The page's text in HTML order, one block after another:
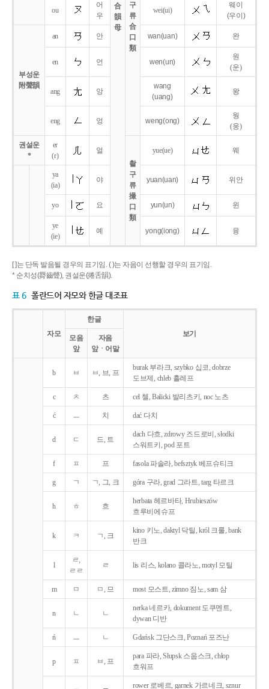
合
韻
母
구
류
合
口
類
ou
어
우
wei(ui)
웨이
(우이)
부성운
附聲韻
an 안 wan(uan) 완
en 언 wen(un)
원
(운)
ang 앙
wang
(uang)
왕
eng 엉 weng(ong)
웡
(웅)
권설운
*
er
(r)
얼
촬
구
류
撮
口
類
yue(ue) 웨
ya
(ia)
야 yuan(uan) 위안
yo 요 yun(un) 윈
ye
(ie)
예 yong(iong) 융
[ ]는 단독 발음될 경우의 표기임. ( )는 자음이 선행할 경우의 표기임.
* 순치성(脣齒聲), 권설운(捲舌韻).
표 6 폴란드어 자모와 한글 대조표
자모
한글
보기
모음
앞
자음
앞ㆍ어말
b ㅂ ㅂ, 브, 프
burak 부라크, szybko 십코, dobrze
도브제, chleb 흘레프
c ㅊ 츠 cel 첼, Balicki 발리츠키, noc 노츠
ć ㅡ 치 dać 다치
d ㄷ 드, 트
dach 다흐, zdrowy 즈드로비, słodki
스워트키, pod 포트
f ㅍ 프 fasola 파솔라, befsztyk 베프슈티크
g ㄱ ㄱ, 그, 크 góra 구라, grad 그라트, targ 타르크
h ㅎ 흐
herbata 헤르바타, Hrubieszów
흐루비에슈프
k ㅋ ㄱ, 크
kino 키노, daktyl 닥틸, król 크룰, bank
반크
l
ㄹ,
ㄹㄹ
ㄹ lis 리스, kolano 콜라노, motyl 모틸
m ㅁ ㅁ, 므 most 모스트, zimno 짐노, sam 삼
n ㄴ ㄴ
nerka 네르카, dokument 도쿠멘트,
dywan 디반
ń ㅡ ㄴ Gdańsk 그단스크, Poznań 포즈난
p ㅍ ㅂ, 프
para 파라, Słupsk 스웁스크, chłop
흐워프
rower 로베르, garnek 가르네크, sznur